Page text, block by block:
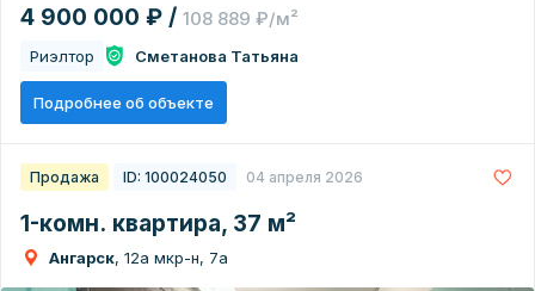
4 900 000 ₽ / 108 889 ₽/м²
Риэлтор Сметанова Татьяна
Подробнее об объекте
Продажа ID: 100024050 04 апреля 2026
1-комн. квартира, 37 м²
Ангарск, 12а мкр-н, 7а